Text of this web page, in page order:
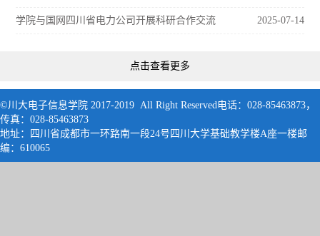
2025-07-14
学院与国网四川省电力公司开展科研合作交流
点击查看更多
©川大电子信息学院 2017-2019 All Right Reserved电话：028-85463873，
传真：028-85463873
地址：四川省成都市一环路南一段24号四川大学基础教学楼A座一楼邮
编：610065